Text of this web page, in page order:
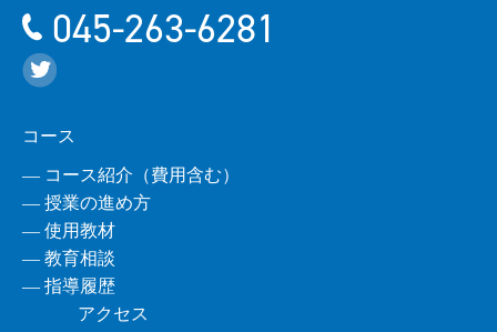
045-263-6281
コース
― コース紹介（費用含む）
― 授業の進め方
― 使用教材
― 教育相談
― 指導履歴
アクセス